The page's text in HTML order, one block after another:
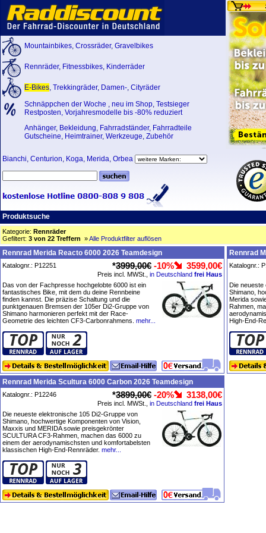
Mountainbikes, Crossräder, Gravelbikes
Rennräder, Fitnessbikes, Kinderräder
E-Bikes, Trekkingräder, Damen-, Cityräder
Schnäppchen der Woche , neu im Shop, Testsieger
Restposten, Vorjahresmodelle bis -80% reduziert
Anhänger, Bekleidung, Fahrradständer, Fahrradteile
Gutscheine, Heimtrainer, Werkzeuge, Zubehör
Bianchi, Centurion, Koga, Merida, Orbea
Produktsuche
Kategorie: Rennräder
Gefiltert: 3 von 22 Treffern »Alle Produktfilter auflösen
Rennrad Merida Reacto 6000 2026 Teamdesign
Katalognr.: P12251 *3999,00€ -10% 3599,00€
Preis incl. MWSt., in Deutschland frei Haus
Das von der Fachpresse hochgelobte 6000 ist ein
fantastisches Bike, mit dem du deine Rennbeine
finden kannst. Die präzise Schaltung und die
punktgenauen Bremsen der 105er Di2-Gruppe von
Shimano harmonieren perfekt mit der Race-
Geometrie des leichten CF3-Carbonrahmens. mehr...
Rennrad
Katalognr.:
Die neueste
Shimano,
Merida
Rahmen,
High-End-
Rennrad Merida Scultura 6000 Carbon 2026 Teamdesign
Katalognr.: P12246 *3899,00€ -20% 3138,00€
Preis incl. MWSt., in Deutschland frei Haus
Die neueste elektronische 105 Di2-Gruppe von
Shimano, hochwertige Komponenten von Vision,
Maxxis und MERIDA sowie preisgekrönter
SCULTURA CF3-Rahmen, machen das 6000 zu
einem der aerodynamischsten und komfortabelsten
klassischen High-End-Rennräder. mehr...